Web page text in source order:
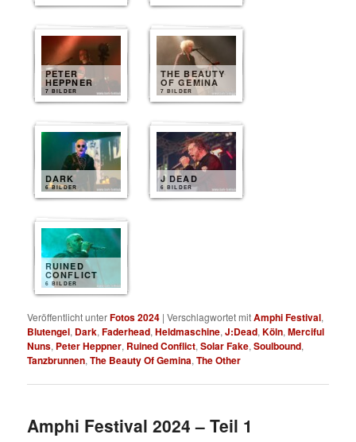
PETER
HEPPNER
7 BILDER
THE BEAUTY
OF GEMINA
7 BILDER
DARK
6 BILDER
J DEAD
6 BILDER
RUINED
CONFLICT
6 BILDER
Veröffentlicht unterFotos 2024 |Verschlagwortet mitAmphi Festival,
Blutengel, Dark,Faderhead,Heldmaschine,J:Dead,Köln,Merciful
Nuns, Peter Heppner, Ruined Conflict,Solar Fake,Soulbound,
Tanzbrunnen,The Beauty Of Gemina,The Other
Amphi Festival 2024 – Teil 1